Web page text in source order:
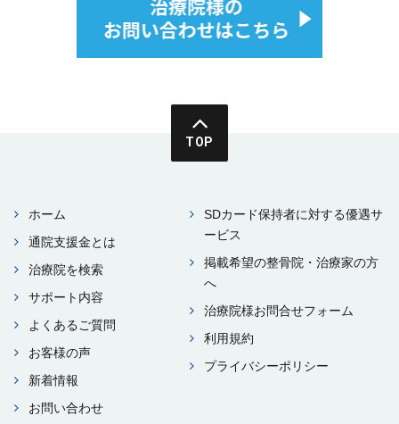
TOP
ホーム
通院⽀援⾦とは
治療院を検索
サポート内容
よくあるご質問
お客様の声
新着情報
お問い合わせ
SDカード保持者に対する優遇サ
ービス
掲載希望の整⾻院・治療家の⽅
へ
治療院様お問合せフォーム
利⽤規約
プライバシーポリシー